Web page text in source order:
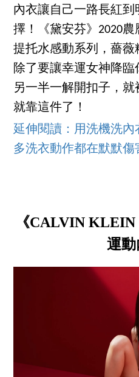
內衣讓自己一路長紅
擇！《黛安芬》2020
提托水感動系列，薔薇
除了要讓幸運女神降
另一半一解開扣子，
就靠這件了！
延伸閱讀：用洗機洗
多洗衣動作都在默默傷
《CALVIN
運